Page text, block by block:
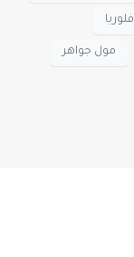
مول جواهر